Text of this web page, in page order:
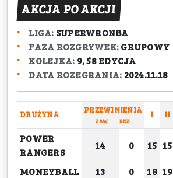
AKCJA PO AKCJI
LIGA: SUPERWRONBA
FAZA ROZGRYWEK:GRUPOWY
KOLEJKA: 9, 58 EDYCJA
DATA ROZEGRANIA: 2024.11.18
DRUŻYNA PRZEWINIENIA
ZAW. REZ.
I II
POWER
RANGERS
14 0 15 15
MONEYBALL 13 0 18 19